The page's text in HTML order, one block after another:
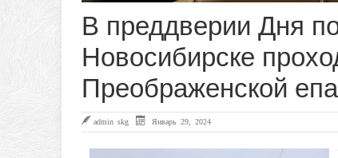
В преддверии Дня
Новосибирске
Преображенской
admin skg Январь 29, 2024